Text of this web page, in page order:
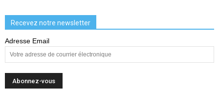
Recevez notre newsletter
Adresse Email